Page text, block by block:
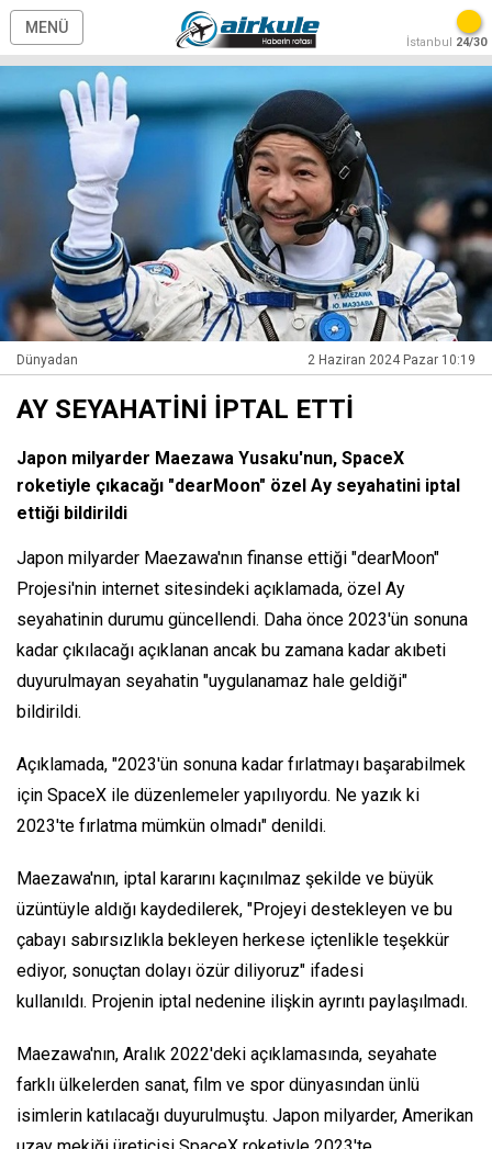
MENÜ
İstanbul 24/30
Dünyadan 2 Haziran 2024 Pazar 10:19
AY SEYAHATİNİ İPTAL ETTİ
Japon milyarder Maezawa Yusaku'nun, SpaceX
roketiyle çıkacağı "dearMoon" özel Ay seyahatini iptal
ettiği bildirildi
Japon milyarder Maezawa'nın finanse ettiği "dearMoon"
Projesi'nin internet sitesindeki açıklamada, özel Ay
seyahatinin durumu güncellendi. Daha önce 2023'ün sonuna
kadar çıkılacağı açıklanan ancak bu zamana kadar akıbeti
duyurulmayan seyahatin "uygulanamaz hale geldiği"
bildirildi.
Açıklamada, "2023'ün sonuna kadar fırlatmayı başarabilmek
için SpaceX ile düzenlemeler yapılıyordu. Ne yazık ki
2023'te fırlatma mümkün olmadı" denildi.
Maezawa'nın, iptal kararını kaçınılmaz şekilde ve büyük
üzüntüyle aldığı kaydedilerek, "Projeyi destekleyen ve bu
çabayı sabırsızlıkla bekleyen herkese içtenlikle teşekkür
ediyor, sonuçtan dolayı özür diliyoruz" ifadesi
kullanıldı. Projenin iptal nedenine ilişkin ayrıntı paylaşılmadı.
Maezawa'nın, Aralık 2022'deki açıklamasında, seyahate
farklı ülkelerden sanat, film ve spor dünyasından ünlü
isimlerin katılacağı duyurulmuştu. Japon milyarder, Amerikan